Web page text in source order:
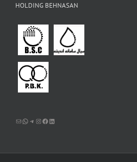
HOLDING BEHNASAN
MailWhatsApp
Telegram
Instagram